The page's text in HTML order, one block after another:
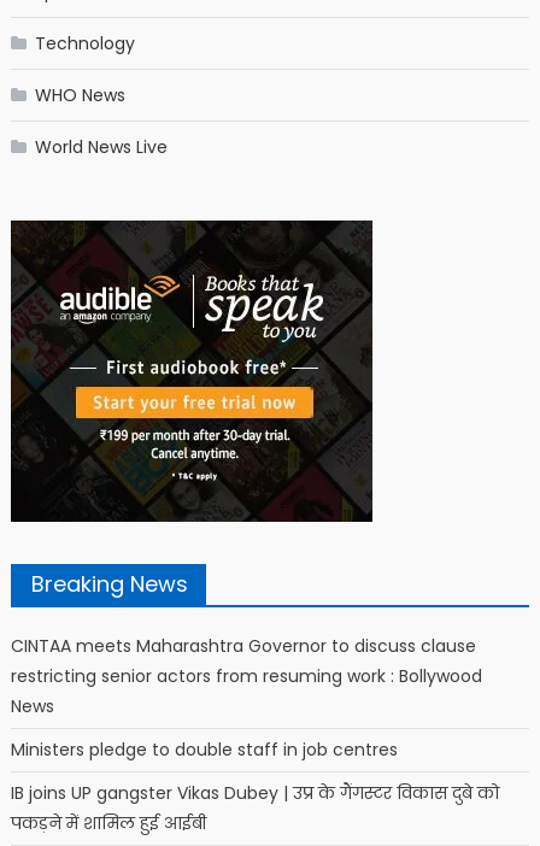
Technology
WHO News
World News Live
Breaking News
CINTAA meets Maharashtra Governor to discuss clause
restricting senior actors from resuming work : Bollywood
News
Ministers pledge to double staff in job centres
IB joins UP gangster Vikas Dubey | उप्र के गैंगस्टर विकास दुबे को
पकड़ने में शामिल हुई आईबी